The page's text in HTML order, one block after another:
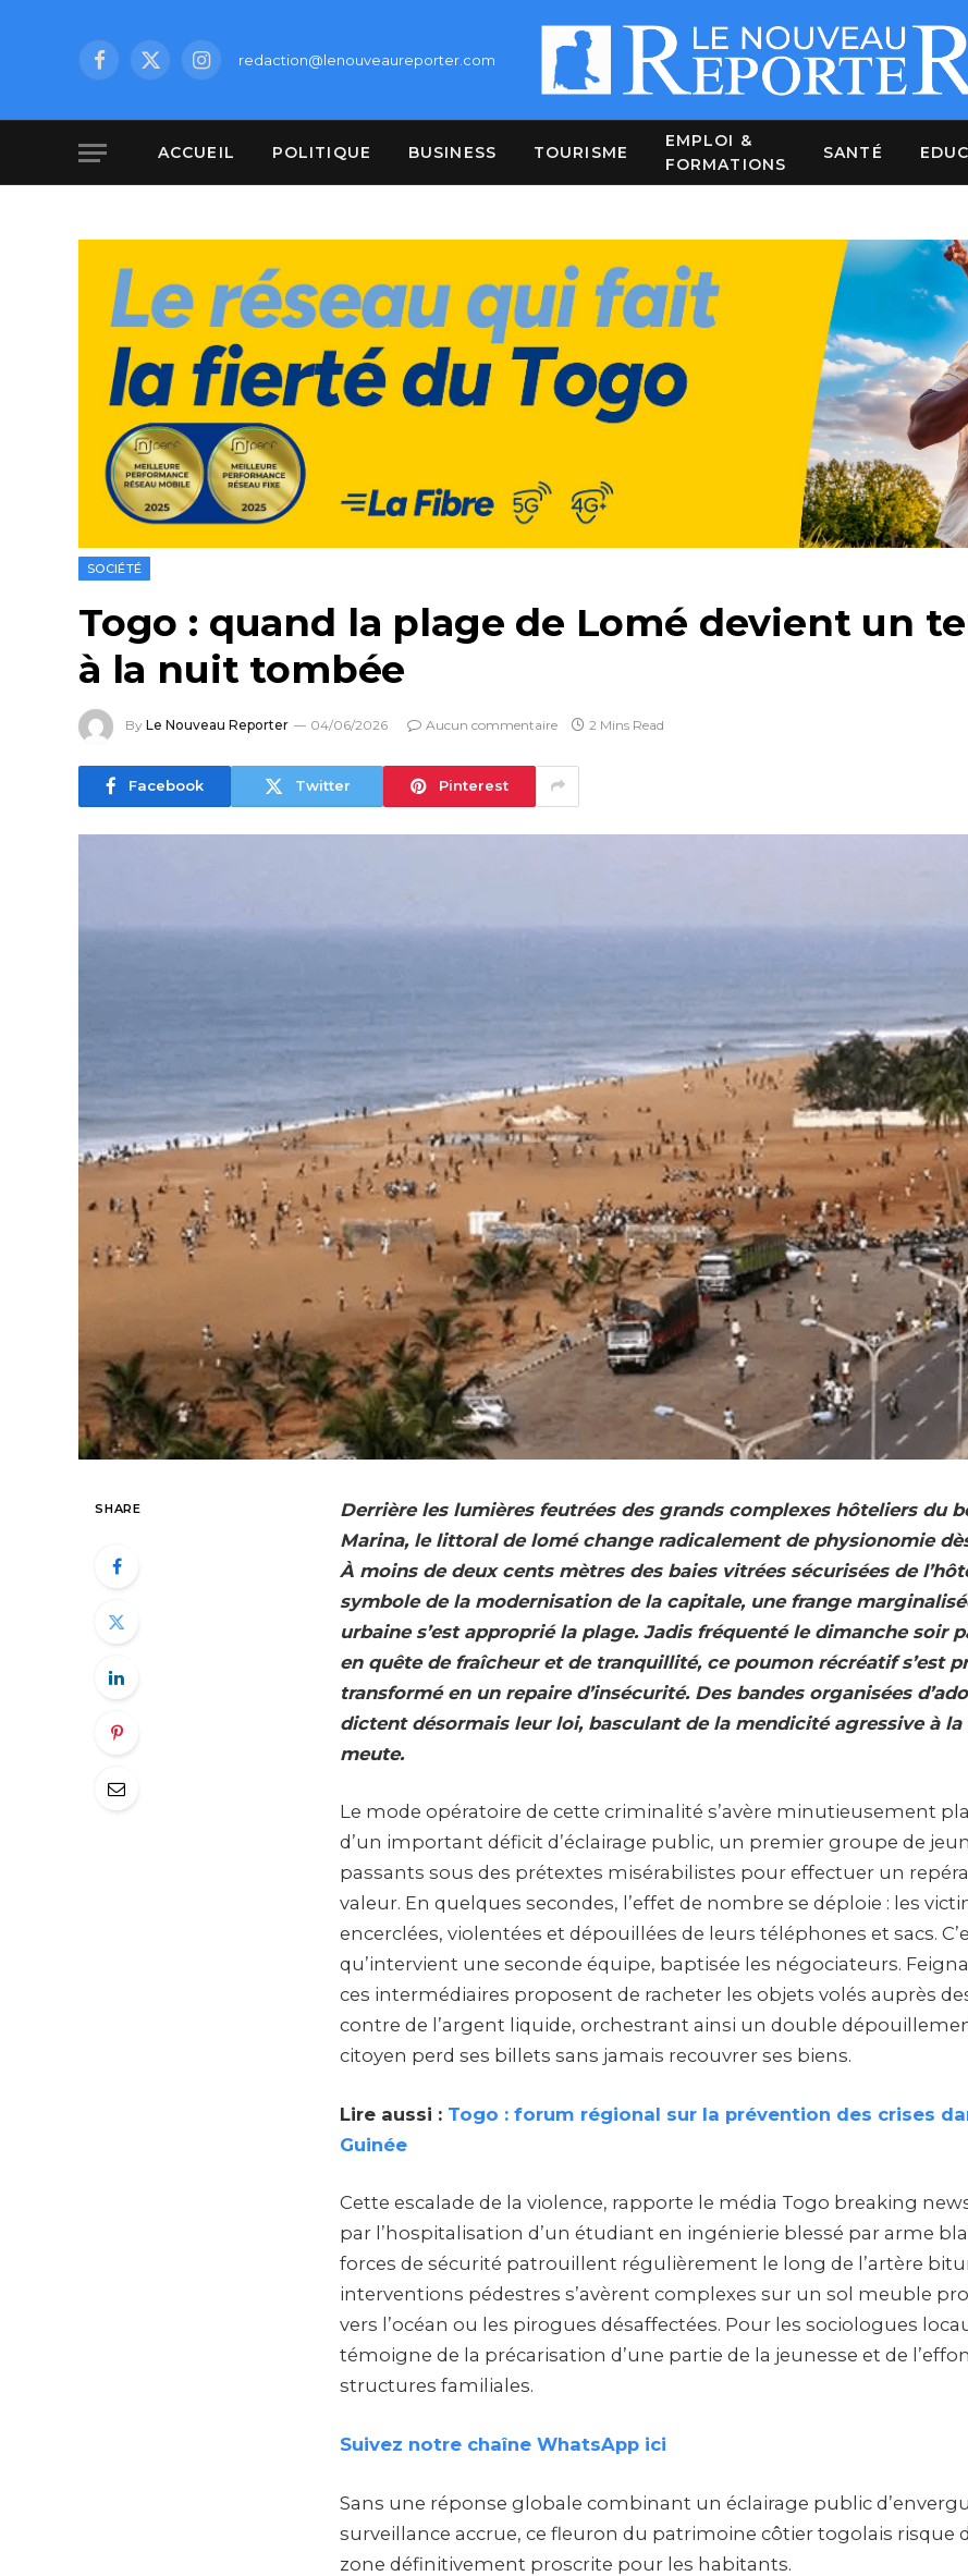
Facebook
X
Instagramredaction@lenouveaureporter.com
ACCUEIL POLITIQUE BUSINESS TOURISME
EMPLOI &
FORMATIONS
SANTÉ
SOCIÉTÉ
Togo : quand la plage de Lomé devient un
à la nuit tombée
By Le Nouveau Reporter 04/06/2026 Aucun commentaire 2 Mins Read
Facebook Twitter Pinterest
SHARE
Derrière les lumières feutrées des grands complexes hôteliers du
Marina, le littoral de lomé change radicalement de physionomie
À moins de deux cents mètres des baies vitrées sécurisées de
symbole de la modernisation de la capitale, une frange
urbaine s’est approprié la plage. Jadis fréquenté le dimanche soir
en quête de fraîcheur et de tranquillité, ce poumon récréatif s’est
transformé en un repaire d’insécurité. Des bandes organisées
dictent désormais leur loi, basculant de la mendicité agressive à la
meute.
Le mode opératoire de cette criminalité s’avère minutieusement
d’un important déficit d’éclairage public, un premier groupe de
passants sous des prétextes misérabilistes pour effectuer un
valeur. En quelques secondes, l’effet de nombre se déploie : les
encerclées, violentées et dépouillées de leurs téléphones et sacs.
qu’intervient une seconde équipe, baptisée les négociateurs.
ces intermédiaires proposent de racheter les objets volés auprès
contre de l’argent liquide, orchestrant ainsi un double
citoyen perd ses billets sans jamais recouvrer ses biens.
Lire aussi : Togo : forum régional sur la prévention des crises
Guinée
Cette escalade de la violence, rapporte le média Togo breaking
par l’hospitalisation d’un étudiant en ingénierie blessé par arme
forces de sécurité patrouillent régulièrement le long de l’artère
interventions pédestres s’avèrent complexes sur un sol meuble
vers l’océan ou les pirogues désaffectées. Pour les sociologues
témoigne de la précarisation d’une partie de la jeunesse et de
structures familiales.
Suivez notre chaîne WhatsApp ici
Sans une réponse globale combinant un éclairage public
surveillance accrue, ce fleuron du patrimoine côtier togolais risque
zone définitivement proscrite pour les habitants.